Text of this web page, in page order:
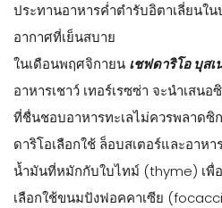
ประทานอาหารค่ำตำรับอิตาเลี่ยนใ
อากาศที่เย็นสบาย
ในเดือนพฤศจิกายน เชฟดาริโอ บุสเ
อาหารเชาว์ เทอร์เรซซ่า จะนำเสน
ที่ชื่นชอบอาหารทะเลไม่ควรพลาดซิ
ดาริโอเลือกใช้ ล็อบสเตอร์และอาห
น้ำมันที่หมักกับใบไทม์ (thyme) เพื่
เลือกใช้ขนมปังฟอคคาเซีย